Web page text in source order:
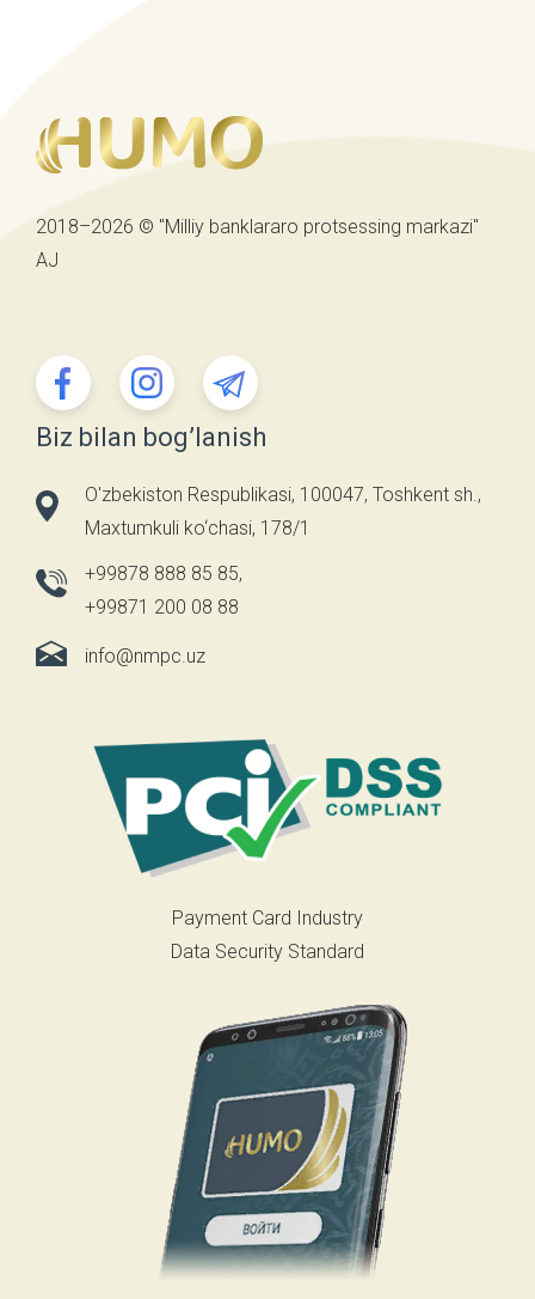
2018–2026 © "Milliy banklararo protsessing markazi"
AJ
Biz bilan bog’lanish
O'zbekiston Respublikasi, 100047, Toshkent sh.,
Maxtumkuli ko‘chasi, 178/1
+99878 888 85 85,
+99871 200 08 88
info@nmpc.uz
Payment Card Industry
Data Security Standard